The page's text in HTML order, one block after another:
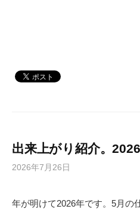
出来上がり紹介。
2026年7月26日
年が明けて2026年です。5月の